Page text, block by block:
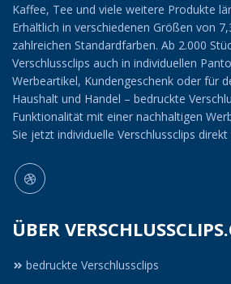
Kaffee, Tee und viele weitere Produkte
Erhältlich in verschiedenen Größen von
zahlreichen Standardfarben. Ab 2.000
Verschlussclips auch in individuellen
Werbeartikel, Kundengeschenk oder für
Haushalt und Handel – bedruckte
Funktionalität mit einer nachhaltigen
Sie jetzt individuelle Verschlussclips
ÜBER
bedruckte Verschlussclips